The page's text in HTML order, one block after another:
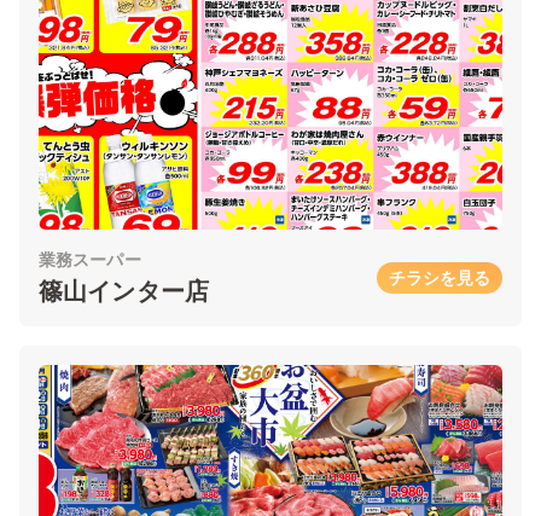
業務スーパー
篠山インター店 チラシを見る